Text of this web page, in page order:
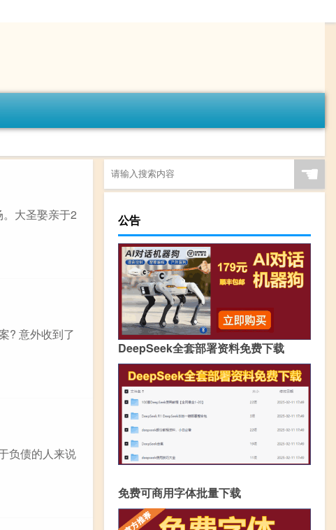
大圣娶亲于2
? 意外收到了
负债的人来说
☚
公告
DeepSeek全套部署资料免费下载
免费可商用字体批量下载